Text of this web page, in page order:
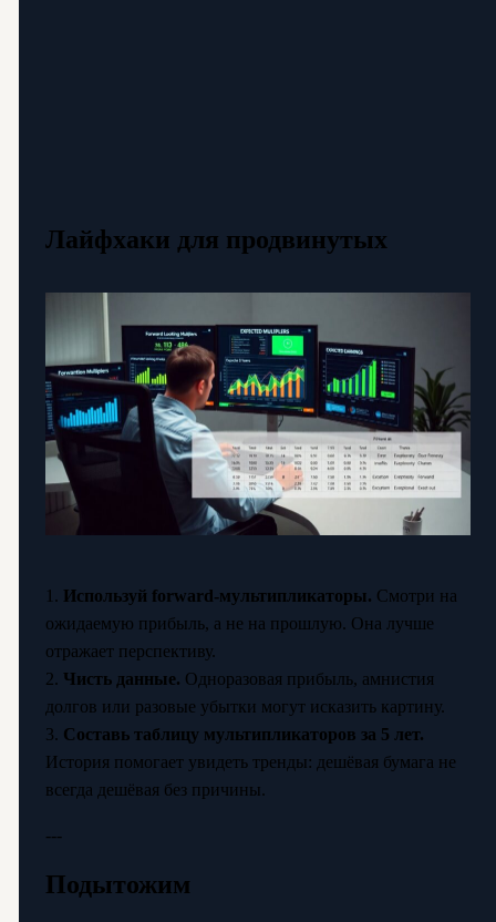
Лайфхаки для продвинутых
1. Используй forward-мультипликаторы. Смотри на
ожидаемую прибыль, а не на прошлую. Она лучше
отражает перспективу.
2. Чисть данные. Одноразовая прибыль, амнистия
долгов или разовые убытки могут исказить картину.
3. Составь таблицу мультипликаторов за 5 лет.
История помогает увидеть тренды: дешёвая бумага не
всегда дешёвая без причины.
---
Подытожим